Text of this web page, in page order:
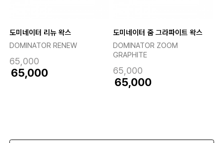
도미네이터 리뉴 왁스
DOMINATOR RENEW
65,000
65,000
도미네이터 줌 그라파이트 왁스
DOMINATOR ZOOM
GRAPHITE
65,000
65,000